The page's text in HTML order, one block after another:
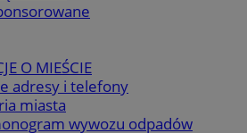
O MIEŚCIE
adresy i telefony
miasta
wywozu odpadów